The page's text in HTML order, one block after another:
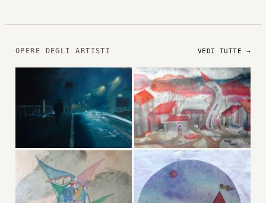
OPERE DEGLI ARTISTI VEDI TUTTE →